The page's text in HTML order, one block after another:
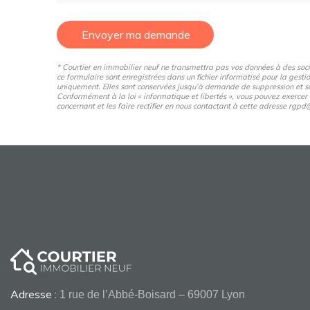
Envoyer ma demande
* Courtier en immobilier neuf ne transmettra pas vos données à des
ce formulaire sont enregistrées dans un fichier informatisé pour la
uniquement. Elles sont conservées jusqu’à demande de suppression et
Conformément à la loi « informatique et libertés », vous pouvez exercer
concernant et les faire rectifier en nous contactant à cette adresse
Adresse : 1 rue de l’Abbé-Boisard – 69007 Lyon